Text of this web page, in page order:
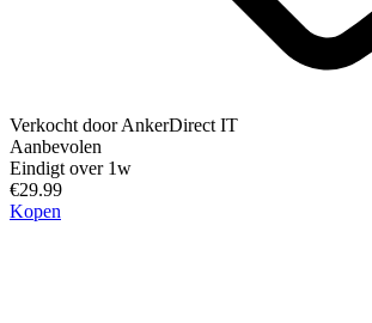
Verkocht doorAnkerDirect IT
Aanbevolen
Eindigt over 1w
€29.99
Kopen